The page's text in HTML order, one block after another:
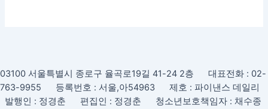
03100 서울특별시 종로구 율곡로19길 41-24 2층 대표전화 : 02-
763-9955 등록번호 : 서울,아54963 제호 : 파이낸스 데일리
발행인 : 정경춘 편집인 : 정경춘 청소년보호책임자 : 채수종